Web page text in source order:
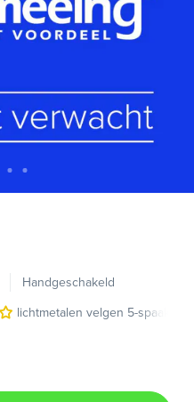
Handgeschakeld
lichtmetalen velgen 5-spaaks